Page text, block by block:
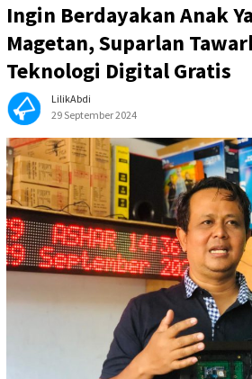
Ingin Berdayakan Anak
Magetan, Suparlan
Teknologi Digital Gratis
LilikAbdi
29 September 2024